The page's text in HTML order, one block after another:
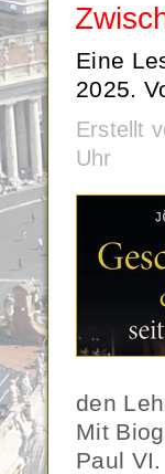
Eine
2025.
Erstellt
Uhr
den
Mit
Paul